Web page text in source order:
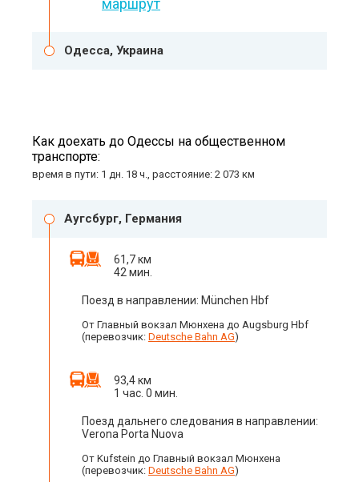
маршрут
Одесса, Украина
Как доехать до Одессы на общественном
транспорте:
время в пути: 1 дн. 18 ч., расстояние: 2 073 км
Аугсбург, Германия
61,7 км
42 мин.
Поезд в направлении: München Hbf
От Главный вокзал Мюнхена до Augsburg Hbf
(перевозчик: Deutsche Bahn AG)
93,4 км
1 час. 0 мин.
Поезд дальнего следования в направлении:
Verona Porta Nuova
От Kufstein до Главный вокзал Мюнхена
(перевозчик: Deutsche Bahn AG)